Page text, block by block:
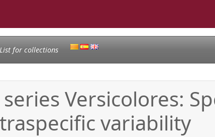
List for collections
Versicolores:
variability